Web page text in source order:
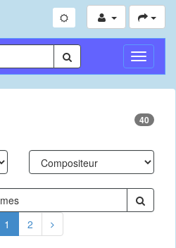
Toggle
40
1 2